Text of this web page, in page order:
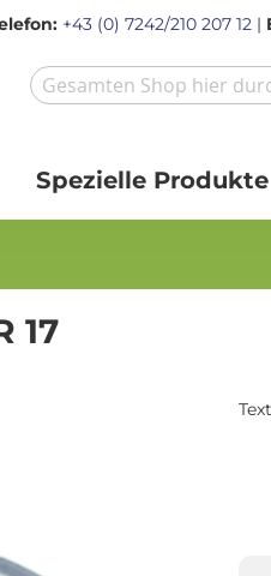
+43 (0) 7242/210 207 12 |
Spezielle Produkte
17